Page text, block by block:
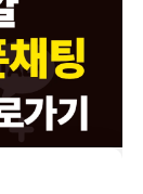
로 알려줌
음
약 가능한가